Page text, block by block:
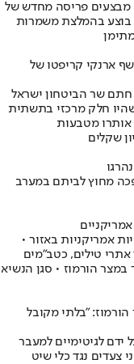
מבצעים פריסה מחדש של
בוצע בהמלצת משמרות
ארנקי קריפטו של
שר הביטחון ישראל
דיגיטליים, שהיו חלק מרכזי בתשתית
מטבעות
מחוץ לביתם במערב
אמריקניות באזור •
טילים, כטב"מים
הורמוז • סגן הנשיא
"בלתי מקובל
לגיטימיים למעבר
צעדים נגד כלי שיט